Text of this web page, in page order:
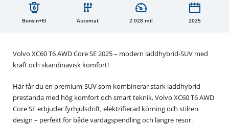
Bensin+El Automat 2 028 mil 2025
Volvo XC60 T6 AWD Core SE 2025 – modern laddhybrid-SUV med
kraft och skandinavisk komfort!
Här får du en premium-SUV som kombinerar stark laddhybrid-
prestanda med hög komfort och smart teknik. Volvo XC60 T6 AWD
Core SE erbjuder fyrhjulsdrift, elektrifierad körning och stilren
design – perfekt för både vardagspendling och längre resor.